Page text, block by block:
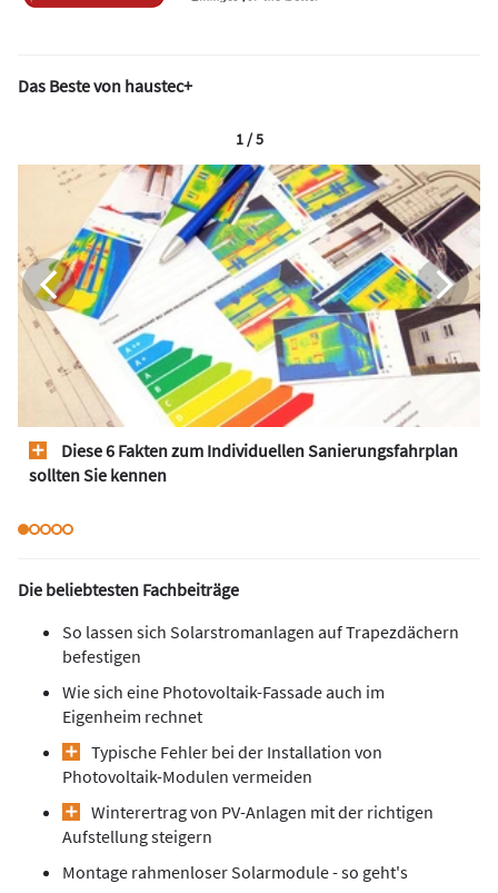
Das Beste von haustec+
Diese 6 Fakten zum Individuellen Sanierungsfahrplan
sollten Sie kennen
1 / 5
Die beliebtesten Fachbeiträge
So lassen sich Solarstromanlagen auf Trapezdächern
befestigen
Wie sich eine Photovoltaik-Fassade auch im
Eigenheim rechnet
Typische Fehler bei der Installation von
Photovoltaik-Modulen vermeiden
Winterertrag von PV-Anlagen mit der richtigen
Aufstellung steigern
Montage rahmenloser Solarmodule - so geht's